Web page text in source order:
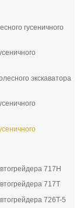
гусеничного
экскаватора
717H
717T
726T-5